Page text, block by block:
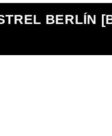
BERLÍN